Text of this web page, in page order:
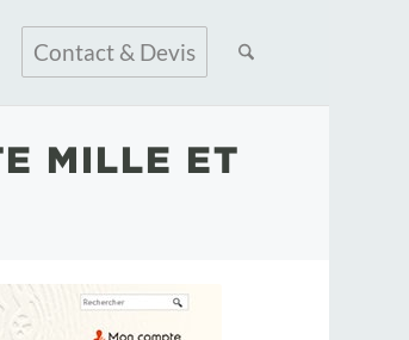
Contact & Devis
MILLE ET